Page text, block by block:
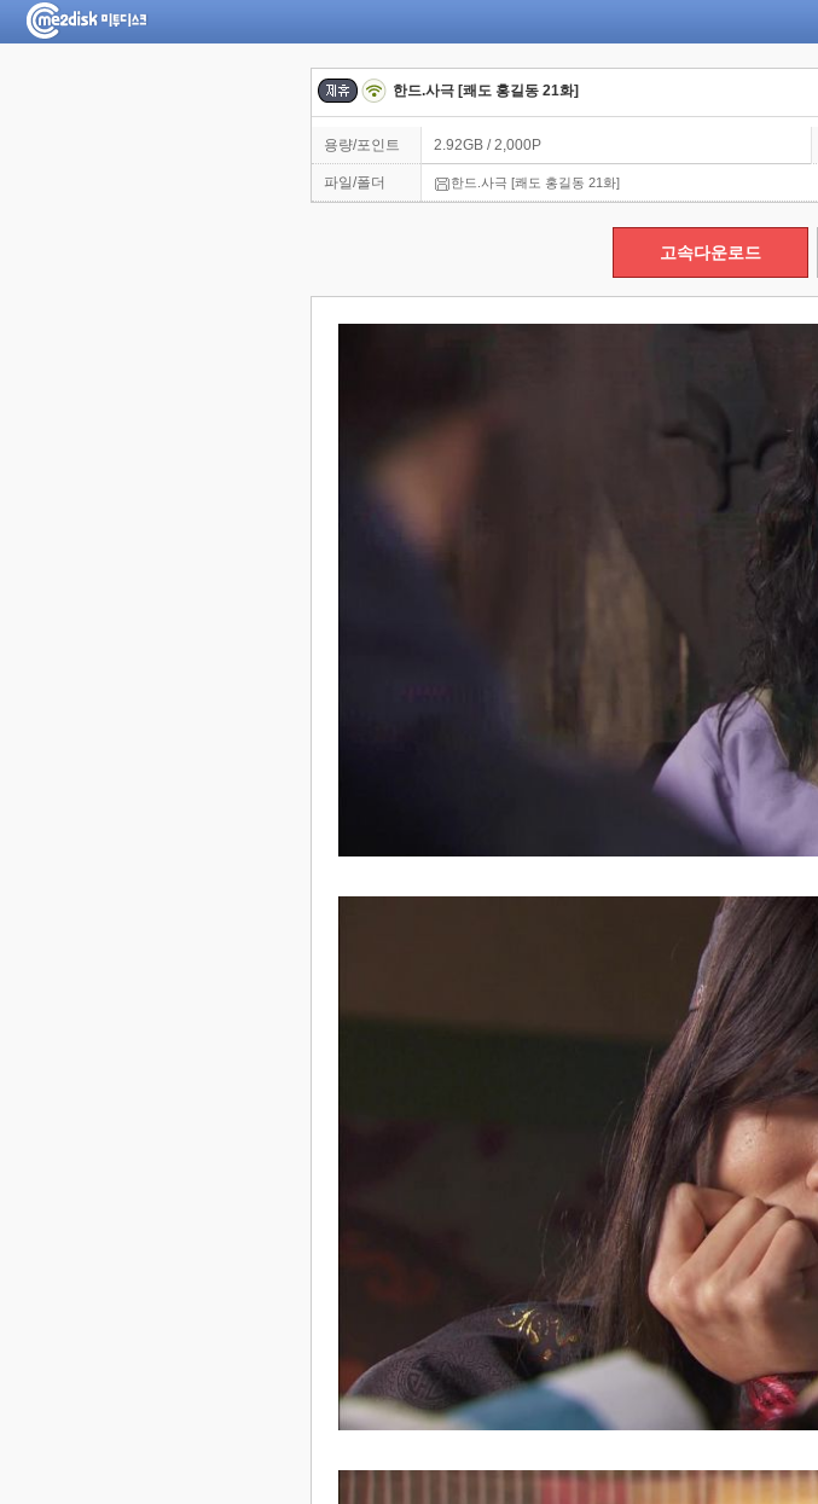
한드.사극 [쾌도 홍길동 21화]
용량/포인트 2.92GB / 2,000P
파일/폴더 한드.사극 [쾌도 홍길동 21화]
고속다운로드